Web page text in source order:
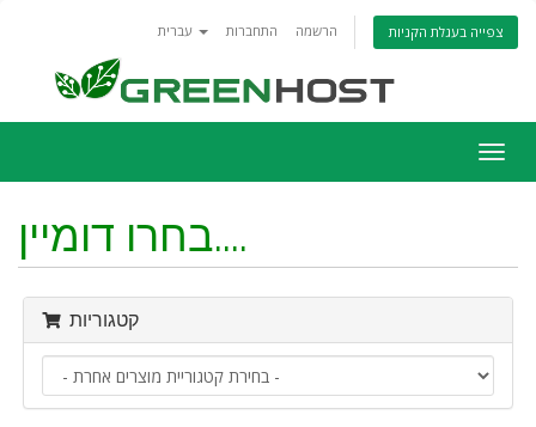
התחברות הרשמה צפייה בעגלת הקניות
ניווט
בחרו דומיין....
קטגוריות